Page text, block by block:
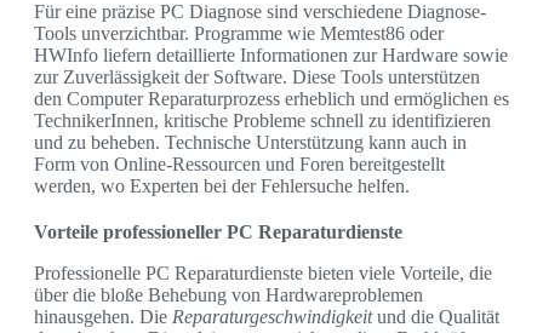
Für eine präzise PC Diagnose sind verschiedene Diagnose-
Tools unverzichtbar. Programme wie Memtest86 oder
HWInfo liefern detaillierte Informationen zur Hardware sowie
zur Zuverlässigkeit der Software. Diese Tools unterstützen
den Computer Reparaturprozess erheblich und ermöglichen es
TechnikerInnen, kritische Probleme schnell zu identifizieren
und zu beheben. Technische Unterstützung kann auch in
Form von Online-Ressourcen und Foren bereitgestellt
werden, wo Experten bei der Fehlersuche helfen.
Vorteile professioneller PC Reparaturdienste
Professionelle PC Reparaturdienste bieten viele Vorteile, die
über die bloße Behebung von Hardwareproblemen
hinausgehen. Die Reparaturgeschwindigkeitund die Qualität